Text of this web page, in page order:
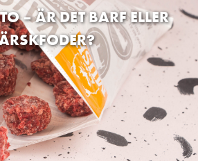
– ÄR DET BARF ELLER